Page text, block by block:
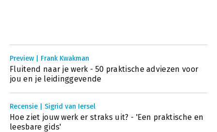
Preview | Frank Kwakman
Fluitend naar je werk - 50 praktische adviezen voor
jou en je leidinggevende
Recensie | Sigrid van Iersel
Hoe ziet jouw werk er straks uit? - 'Een praktische en
leesbare gids'